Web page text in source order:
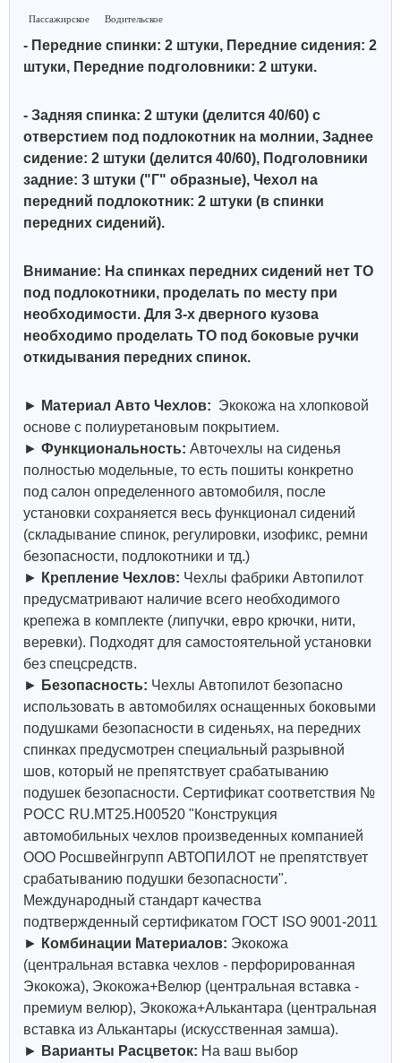
Пассажирское Водительское
- Передние спинки: 2 штуки, Передние сидения: 2
штуки, Передние подголовники: 2 штуки.
- Задняя спинка: 2 штуки (делится 40/60) с
отверстием под подлокотник на молнии, Заднее
сидение: 2 штуки (делится 40/60), Подголовники
задние: 3 штуки ("Г" образные), Чехол на
передний подлокотник: 2 штуки (в спинки
передних сидений).
Внимание: На спинках передних сидений нет ТО
под подлокотники, проделать по месту при
необходимости. Для 3-х дверного кузова
необходимо проделать ТО под боковые ручки
откидывания передних спинок.
► Материал Авто Чехлов: Экокожа на хлопковой
основе с полиуретановым покрытием.
► Функциональность: Авточехлы на сиденья
полностью модельные, то есть пошиты конкретно
под салон определенного автомобиля, после
установки сохраняется весь функционал сидений
(складывание спинок, регулировки, изофикс, ремни
безопасности, подлокотники и тд.)
► Крепление Чехлов: Чехлы фабрики Автопилот
предусматривают наличие всего необходимого
крепежа в комплекте (липучки, евро крючки, нити,
веревки). Подходят для самостоятельной установки
без спецсредств.
► Безопасность: Чехлы Автопилот безопасно
использовать в автомобилях оснащенных боковыми
подушками безопасности в сиденьях, на передних
спинках предусмотрен специальный разрывной
шов, который не препятствует срабатыванию
подушек безопасности. Сертификат соответствия №
РОСС RU.МТ25.Н00520 "Конструкция
автомобильных чехлов произведенных компанией
ООО Росшвейнгрупп АВТОПИЛОТ не препятствует
срабатыванию подушки безопасности".
Международный стандарт качества
подтвержденный сертификатом ГОСТ ISO 9001-2011
► Комбинации Материалов: Экокожа
(центральная вставка чехлов - перфорированная
Экокожа), Экокожа+Велюр (центральная вставка -
премиум велюр), Экокожа+Алькантара (центральная
вставка из Алькантары (искусственная замша).
► Варианты Расцветок: На ваш выбор